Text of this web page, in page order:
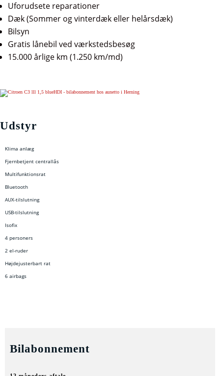
Uforudsete reparationer
Dæk (Sommer og vinterdæk eller helårsdæk)
Bilsyn
Gratis lånebil ved værkstedsbesøg
15.000 årlige km (1.250 km/md)
Udstyr
Klima anlæg
Fjernbetjent centrallås
Multifunktionsrat
Bluetooth
AUX-tilslutning
USB-tilslutning
Isofix
4 personers
2 el-ruder
Højdejusterbart rat
6 airbags
Bilabonnement